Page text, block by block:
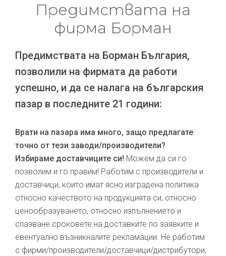
Предимствата на
фирма Борман
Предимствата на Борман България,
позволили на фирмата да работи
успешно, и да се налага на българския
пазар в последните 21 години:
Врати на пазара има много, защо предлагате
точно от тези заводи/производители?
Избираме доставчиците си! Можем да си го
позволим и го правим! Работим с производители и
доставчици, които имат ясно изградена политика
относно качеството на продукцията си, относно
ценообразуването, относно изпълнението и
спазване сроковете на доставките по заявките и
евентуално възникналите рекламации. Не работим
с фирми/производители/доставчици/дистрибутори,